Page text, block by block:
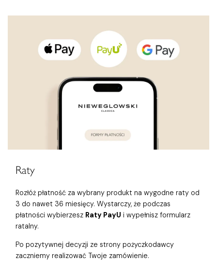
Raty
Rozłóż płatność za wybrany produkt na wygodne raty od
3 do nawet 36 miesięcy. Wystarczy, że podczas
płatności wybierzesz Raty PayU i wypełnisz formularz
ratalny.
Po pozytywnej decyzji ze strony pożyczkodawcy
zaczniemy realizować Twoje zamówienie.